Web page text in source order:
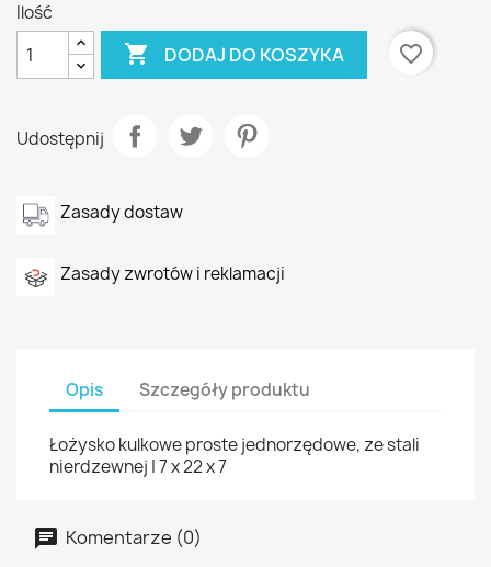
Ilość
 DODAJ DO KOSZYKA favorite_border
Udostępnij
Zasady dostaw
Zasady zwrotów i reklamacji
Opis Szczegóły produktu
Łożysko kulkowe proste jednorzędowe, ze stali
nierdzewnej | 7 x 22 x 7
Komentarze (0)